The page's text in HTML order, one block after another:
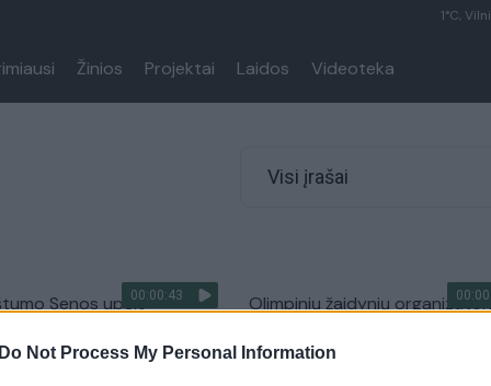
Do Not Process My Personal Information
1°C,
Žinios Projektai Laidos Videoteka
Visi įrašai
00:00:43
Senos upėje –
Olimpinių žaidynių
treniruotes Senos upėje: